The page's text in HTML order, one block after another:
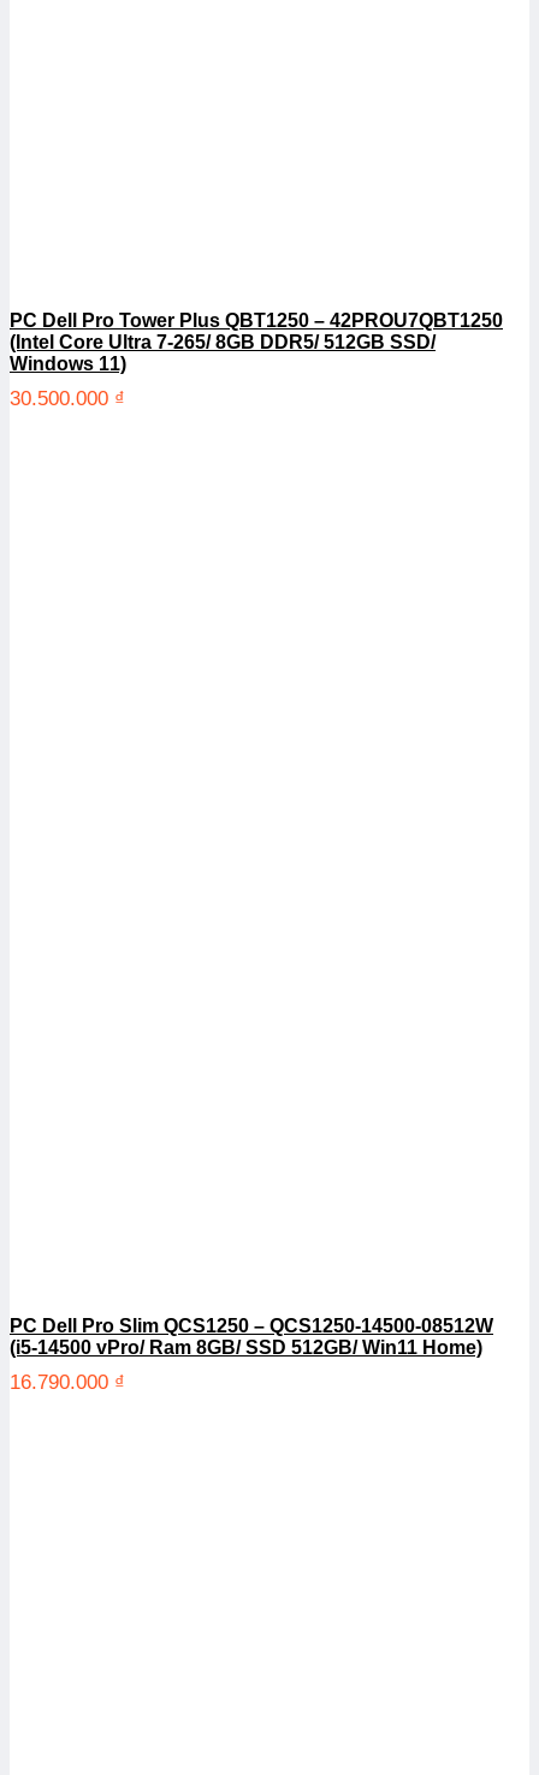
PC Dell Pro Tower Plus QBT1250 – 42PROU7QBT1250
(Intel Core Ultra 7-265/ 8GB DDR5/ 512GB SSD/
Windows 11)
30.500.000 ₫
PC Dell Pro Slim QCS1250 – QCS1250-14500-08512W
(i5-14500 vPro/ Ram 8GB/ SSD 512GB/ Win11 Home)
16.790.000 ₫